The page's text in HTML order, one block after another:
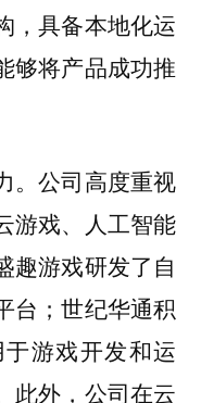
，具备本地化运
够将产品成功推
。公司高度重视
游戏、人工智能
趣游戏研发了自
台；世纪华通积
游戏开发和运
此外，公司在云